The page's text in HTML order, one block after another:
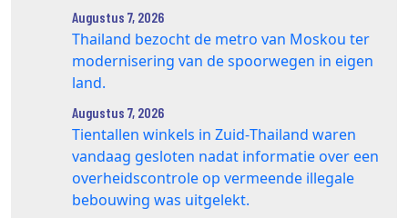
Augustus 7, 2026
Thailand bezocht de metro van Moskou ter
modernisering van de spoorwegen in eigen
land.
Augustus 7, 2026
Tientallen winkels in Zuid‑Thailand waren
vandaag gesloten nadat informatie over een
overheidscontrole op vermeende illegale
bebouwing was uitgelekt.